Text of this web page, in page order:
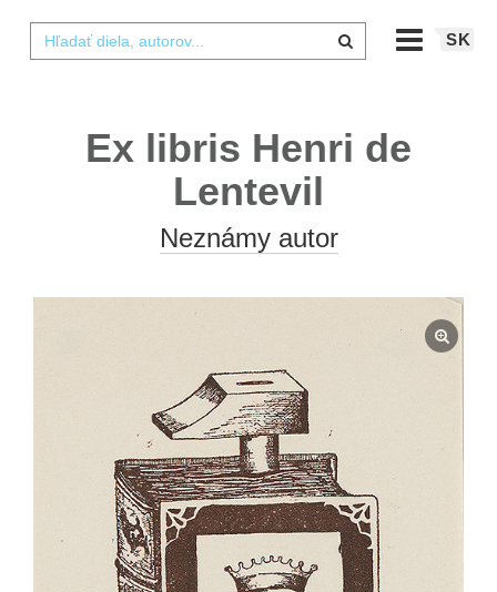
SK
Ex libris Henri de
Lentevil
Neznámy autor